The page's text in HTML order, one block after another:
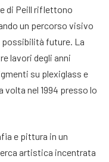
di Peill riflettono
un percorso visivo
possibilità future. La
lavori degli anni
su plexiglass e
nel 1994 presso lo
e pittura in un
artistica incentrata